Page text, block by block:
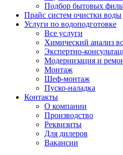
Подбор бытовых
Прайс систем очистки воды
Услуги по водоподготовке
Все услуги
Химический анализ
Экспертно-
Модернизация и
Монтаж
Шеф-монтаж
Пуско-наладка
Контакты
О компании
Производство
Реквизиты
Для дилеров
Вакансии